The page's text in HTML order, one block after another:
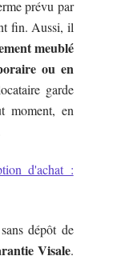
prévu par
fin. Aussi, il
meublé
ou en
garde
moment, en
d'achat :
dépôt de
Visale.